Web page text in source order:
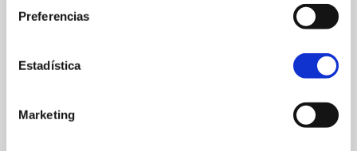
Preferencias
Estadística
Marketing
Compartir en